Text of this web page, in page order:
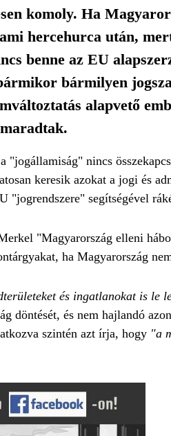
komoly. Ha
hercehurca után,
benne az EU
bármilyen
alapvető
nincs
keresik azokat a jogi és
segítségével
"Magyarország elleni
ha Magyarország
és ingatlanokat is le
döntését, és nem hajlandó
szintén azt írja, hogy "a